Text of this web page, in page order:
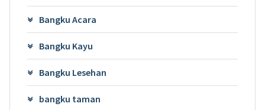
Bangku Acara
Bangku Kayu
Bangku Lesehan
bangku taman